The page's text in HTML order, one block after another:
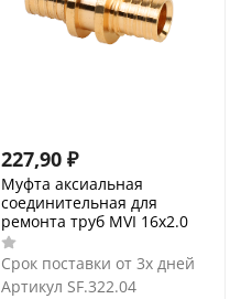
227,90 ₽
Муфта аксиальная
соединительная для
ремонта труб MVI 16x2.0
Срок поставки от 3х дней
Артикул SF.322.04